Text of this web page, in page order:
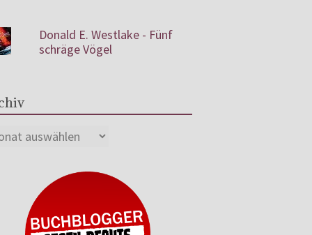
Donald E. Westlake - Fünf
schräge Vögel